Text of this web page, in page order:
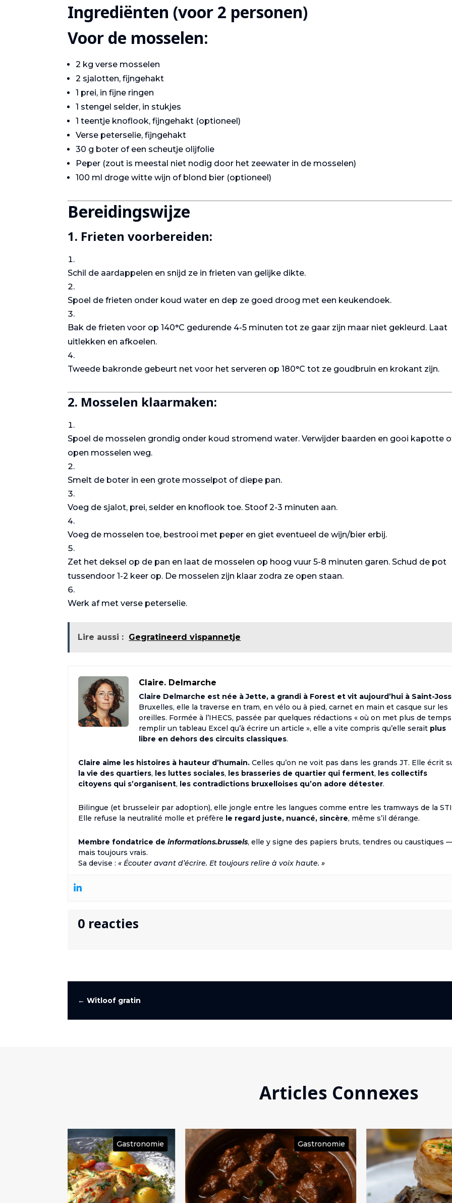
Ingrediënten (voor 2 personen)
Voor de mosselen:
2 kg verse mosselen
2 sjalotten, fijngehakt
1 prei, in fijne ringen
1 stengel selder, in stukjes
1 teentje knoflook, fijngehakt (optioneel)
Verse peterselie, fijngehakt
30 g boter of een scheutje olijfolie
Peper (zout is meestal niet nodig door het zeewater in de mosselen)
100 ml droge witte wijn of blond bier (optioneel)
Bereidingswijze
1.Frieten voorbereiden:
Schil de aardappelen en snijd ze in frieten van gelijke dikte.
Spoel de frieten onder koud water en dep ze goed droog met een keukendoek.
Bak de frieten voor op 140°C gedurende 4-5 minuten tot ze gaar zijn maar niet gekleurd. Laat
uitlekken en afkoelen.
Tweede bakronde gebeurt net voor het serveren op 180°C tot ze goudbruin en krokant zijn.
2.Mosselen klaarmaken:
Spoel de mosselen grondig onder koud stromend water. Verwijder baarden en gooi kapotte
open mosselen weg.
Smelt de boter in een grote mosselpot of diepe pan.
Voeg de sjalot, prei, selder en knoflook toe. Stoof 2-3 minuten aan.
Voeg de mosselen toe, bestrooi met peper en giet eventueel de wijn/bier erbij.
Zet het deksel op de pan en laat de mosselen op hoog vuur 5-8 minuten garen. Schud de pot
tussendoor 1-2 keer op. De mosselen zijn klaar zodra ze open staan.
Werk af met verse peterselie.
Lire aussi : Gegratineerd vispannetje
Claire. Delmarche
Claire Delmarche est née à Jette, a grandi à Forest et vit aujourd’hui à Saint-
Bruxelles, elle la traverse en tram, en vélo ou à pied, carnet en main et casque sur les
oreilles. Formée à l’IHECS, passée par quelques rédactions « où on met plus de temps
remplir un tableau Excel qu’à écrire un article », elle a vite compris qu’elle serait plus
libre en dehors des circuits classiques.
Claire aime les histoires à hauteur d’humain. Celles qu’on ne voit pas dans les grands JT. Elle écrit
la vie des quartiers, les luttes sociales, les brasseries de quartier qui ferment, les collectifs
citoyens qui s’organisent, les contradictions bruxelloises qu’on adore détester.
Bilingue (et brusseleir par adoption), elle jongle entre les langues comme entre les tramways de la
Elle refuse la neutralité molle et préfère le regard juste, nuancé, sincère, même s’il dérange.
Membre fondatrice deinformations.brussels, elle y signe des papiers bruts, tendres ou caustiques
mais toujours vrais.
Sa devise :« Écouter avant d’écrire. Et toujours relire à voix haute. »
0 reacties
asperges
Champignon
met
←Witloof gratin
Articles Connexes
Gastronomie Gastronomie